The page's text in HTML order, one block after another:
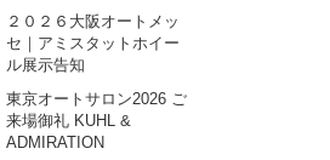
２０２６大阪オートメッ
セ｜アミスタットホイー
ル展示告知
東京オートサロン2026 ご
来場御礼 KUHL &
ADMIRATION